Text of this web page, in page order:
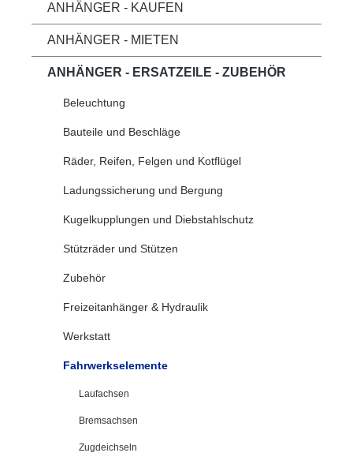
ANHÄNGER - KAUFEN
ANHÄNGER - MIETEN
ANHÄNGER - ERSATZEILE - ZUBEHÖR
Beleuchtung
Bauteile und Beschläge
Räder, Reifen, Felgen und Kotflügel
Ladungssicherung und Bergung
Kugelkupplungen und Diebstahlschutz
Stützräder und Stützen
Zubehör
Freizeitanhänger & Hydraulik
Werkstatt
Fahrwerkselemente
Laufachsen
Bremsachsen
Zugdeichseln